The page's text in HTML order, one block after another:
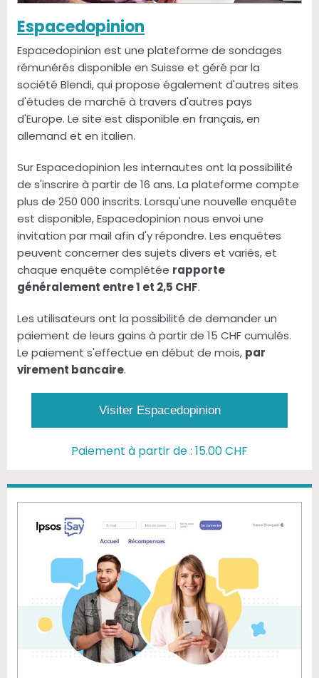
Espacedopinion
Espacedopinion est une plateforme de sondages
rémunérés disponible en Suisse et géré par la
société Blendi, qui propose également d'autres sites
d'études de marché à travers d'autres pays
d'Europe. Le site est disponible en français, en
allemand et en italien.
Sur Espacedopinion les internautes ont la possibilité
de s'inscrire à partir de 16 ans. La plateforme compte
plus de 250 000 inscrits. Lorsqu'une nouvelle enquête
est disponible, Espacedopinion nous envoi une
invitation par mail afin d'y répondre. Les enquêtes
peuvent concerner des sujets divers et variés, et
chaque enquête complétée rapporte
généralement entre 1 et 2,5 CHF.
Les utilisateurs ont la possibilité de demander un
paiement de leurs gains à partir de 15 CHF cumulés.
Le paiement s'effectue en début de mois, par
virement bancaire.
Visiter Espacedopinion
Paiement à partir de : 15.00 CHF